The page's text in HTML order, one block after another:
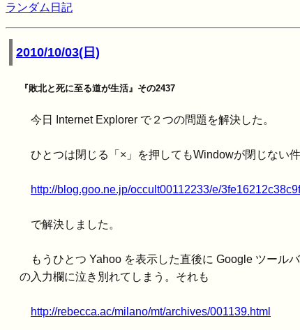
ランダム日記
2010/10/03(日)
『敗北と死に至る道が生活』その2437
今日 Internet Explorer で２つの問題を解決した。
ひとつは閉じる「×」を押してもWindowが閉じない
http://blog.goo.ne.jp/occult00112233/e/
で解決しました。
もうひとつ Yahoo を表示した直後に Google ツール
の入力欄に泣き別れてしまう。それも
http://rebecca.ac/milano/mt/archives/001139.html